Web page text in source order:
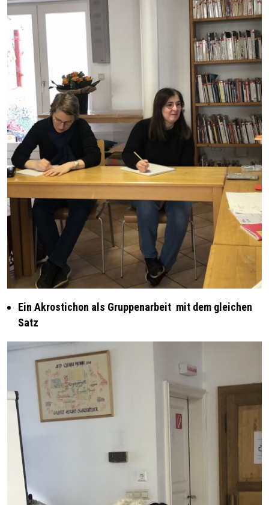
Ein Akrostichon als Gruppenarbeit mit dem gleichen
Satz